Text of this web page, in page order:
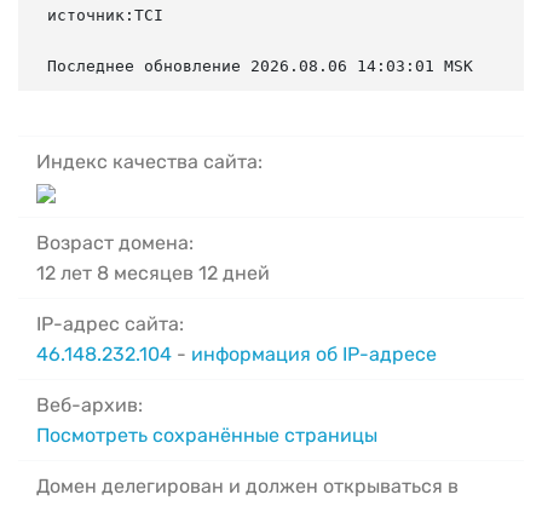
источник:TCI
Последнее обновление 2026.08.06 14:03:01 MSK
Индекс качества сайта:
Возраст домена:
12 лет 8 месяцев 12 дней
IP-адрес сайта:
46.148.232.104 - информация об IP-адресе
Веб-архив:
Посмотреть сохранённые страницы
Домен делегирован и должен открываться в